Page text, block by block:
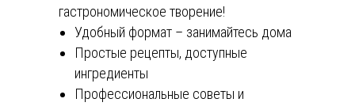
гастрономическое творение!
Удобный формат – занимайтесь дома
Простые рецепты, доступные
ингредиенты
Профессиональные советы и